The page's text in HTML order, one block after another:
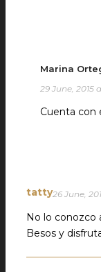
Marina
29 June, 2015
Cuenta con
tatty26 June,
No lo conozco
Besos y